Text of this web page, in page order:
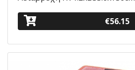
€56.15